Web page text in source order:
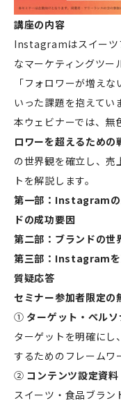
講座の内容
Instagramはスイーツ
なマーケティングツー
「フォロワーが増え
いった課題を抱えてい
本ウェビナーでは、無
ロワーを超えるため
の世界観を確立し、
トを解説します。
第一部：Instagramの
ドの成功要因
第二部：ブランドの世
第三部：Instagramを
質疑応答
セミナー参加者限定の
① ターゲット・ペル
ターゲットを明確にし
するためのフレームワ
② コンテンツ設定資料
スイーツ・食品ブラン